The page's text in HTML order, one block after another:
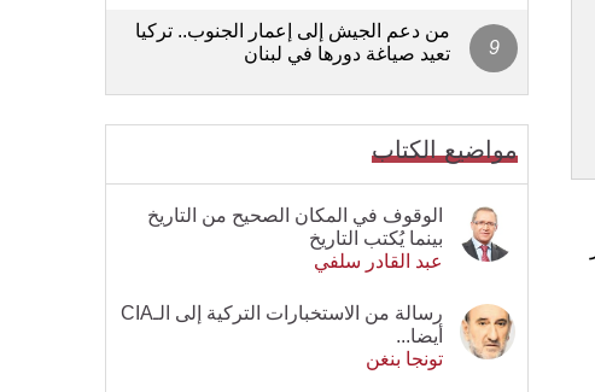
من دعم الجيش إلى إعمار الجنوب.. تركيا
تعيد صياغة دورها في لبنان
مواضيع الكتاب
الوقوف في المكان الصحيح من التاريخ
بينما يُكتب التاريخ
عبد القادر سلفي
رسالة من الاستخبارات التركية إلى الـCIA
أيضا...
تونجا بنغن